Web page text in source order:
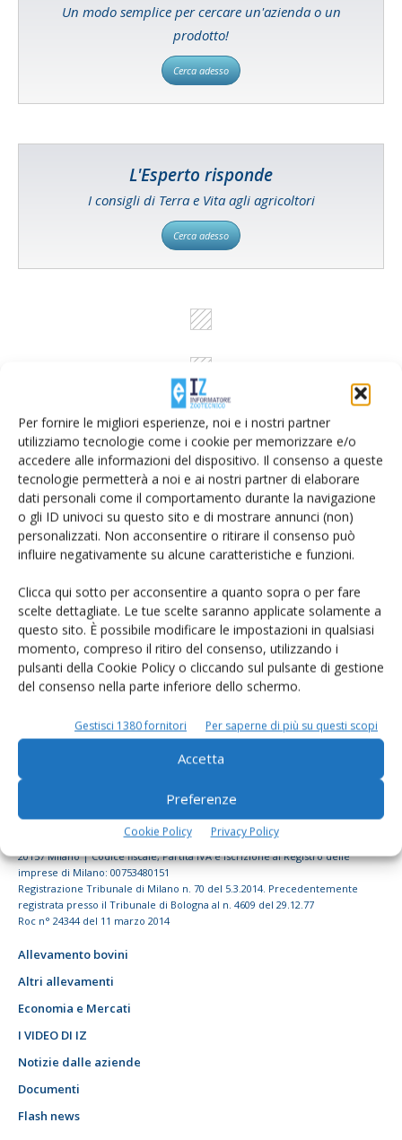
Per fornire le migliori esperienze, noi e i nostri partner
utilizziamo tecnologie come i cookie per memorizzare e/o
accedere alle informazioni del dispositivo. Il consenso a queste
tecnologie permetterà a noi e ai nostri partner di elaborare
dati personali come il comportamento durante la navigazione
o gli ID univoci su questo sito e di mostrare annunci (non)
personalizzati. Non acconsentire o ritirare il consenso può
influire negativamente su alcune caratteristiche e funzioni.
Clicca qui sotto per acconsentire a quanto sopra o per fare
scelte dettagliate. Le tue scelte saranno applicate solamente a
questo sito. È possibile modificare le impostazioni in qualsiasi
momento, compreso il ritiro del consenso, utilizzando i
pulsanti della Cookie Policy o cliccando sul pulsante di gestione
del consenso nella parte inferiore dello schermo.
Gestisci 1380 fornitori Per saperne di più su questi scopi
Accetta
Preferenze
Cookie Policy Privacy Policy
Un modo semplice per cercare un'azienda o un
prodotto!
Cerca adesso
L'Esperto risponde
I consigli di Terra e Vita agli agricoltori
Cerca adesso
Rimani aggiornato sul mondo
dell’agricoltura
© Tecniche Nuove Spa. Tutti i diritti riservati. Sede legale Via Eritrea 21 -
20157 Milano | Codice fiscale, Partita IVA e Iscrizione al Registro delle
imprese di Milano: 00753480151
Registrazione Tribunale di Milano n. 70 del 5.3.2014. Precedentemente
registrata presso il Tribunale di Bologna al n. 4609 del 29.12.77
Roc n° 24344 del 11 marzo 2014
Allevamento bovini
Altri allevamenti
Economia e Mercati
I VIDEO DI IZ
Notizie dalle aziende
Documenti
Flash news